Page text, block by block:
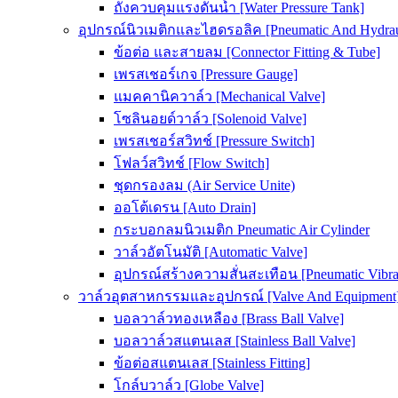
ถังควบคุมแรงดันน้ำ [Water Pressure Tank]
อุปกรณ์นิวเมติกและไฮดรอลิค [Pneumatic And
ข้อต่อ และสายลม [Connector Fitting & Tube]
เพรสเชอร์เกจ [Pressure Gauge]
แมคคานิควาล์ว [Mechanical Valve]
โซลินอยด์วาล์ว [Solenoid Valve]
เพรสเชอร์สวิทช์ [Pressure Switch]
โฟลว์สวิทช์ [Flow Switch]
ชุดกรองลม (Air Service Unite)
ออโต้เดรน [Auto Drain]
กระบอกลมนิวเมติก Pneumatic Air Cylinder
วาล์วอัตโนมัติ [Automatic Valve]
อุปกรณ์สร้างความสั่นสะเทือน [Pneumatic
วาล์วอุตสาหกรรมและอุปกรณ์ [Valve And
บอลวาล์วทองเหลือง [Brass Ball Valve]
บอลวาล์วสแตนเลส [Stainless Ball Valve]
ข้อต่อสแตนเลส [Stainless Fitting]
โกล์บวาล์ว [Globe Valve]